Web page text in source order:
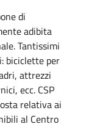
di
adibita
Tantissimi
biciclette per
attrezzi
ecc. CSP
relativa ai
al Centro